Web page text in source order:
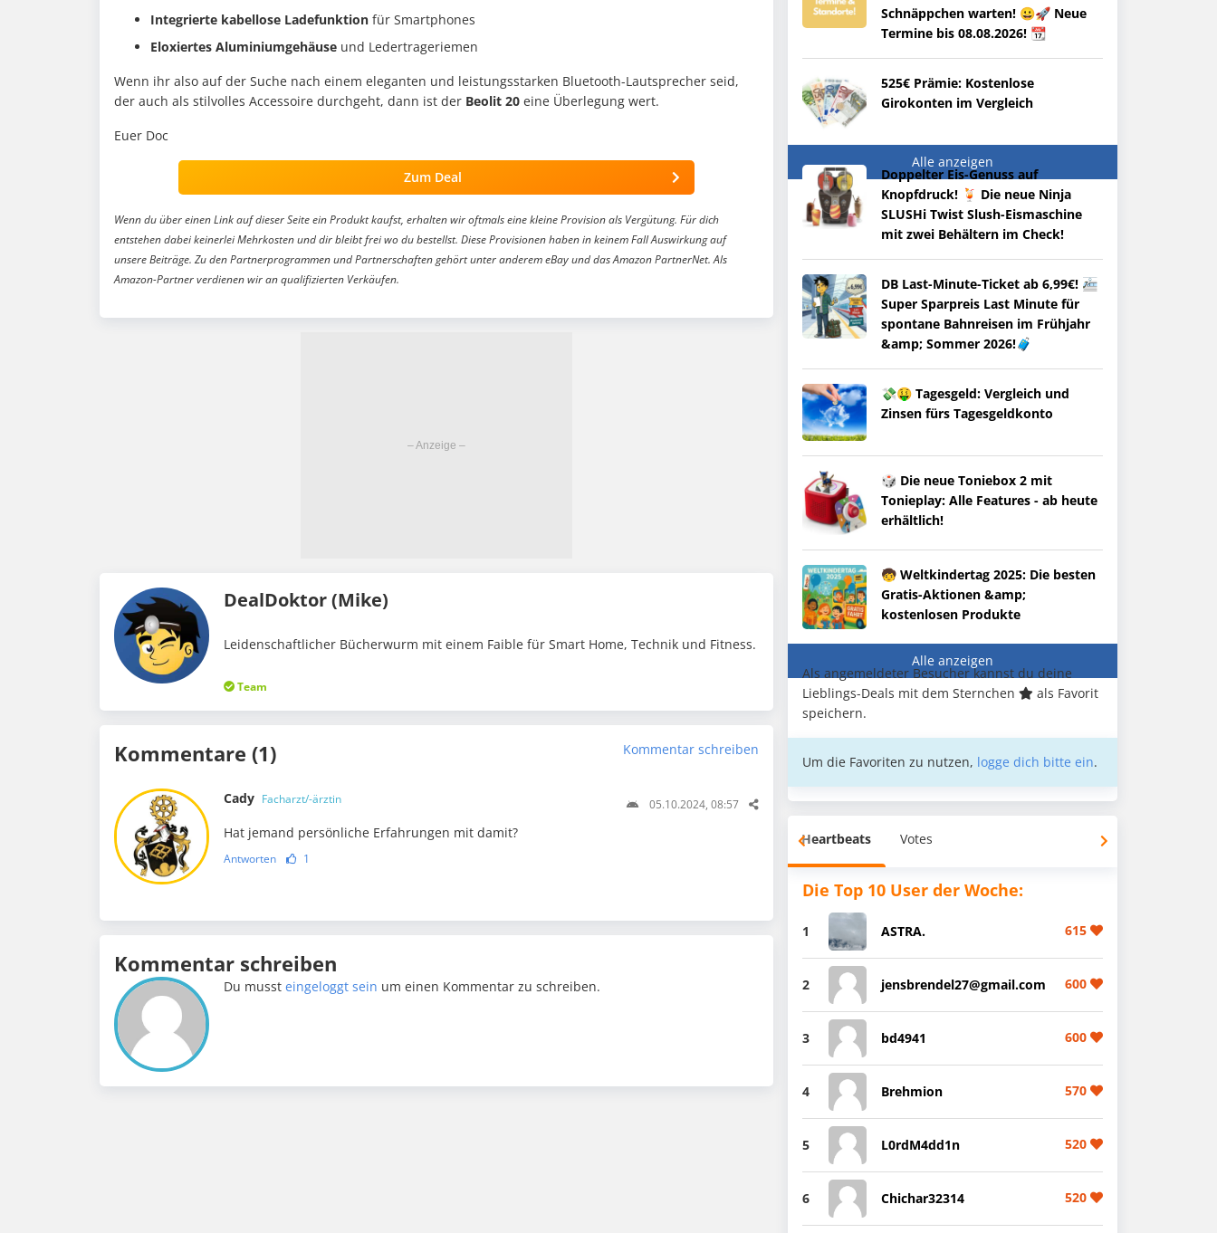
Integrierte kabellose Ladefunktion für Smartphones
Eloxiertes Aluminiumgehäuse und Ledertrageriemen
Wenn ihr also auf der Suche nach einem eleganten und leistungsstarken Bluetooth-Lautsprecher seid,
der auch als stilvolles Accessoire durchgeht, dann ist der Beolit 20 eine Überlegung wert.
Euer Doc
Zum Deal
Wenn du über einen Link auf dieser Seite ein Produkt kaufst, erhalten wir oftmals eine kleine Provision als Vergütung. Für dich
entstehen dabei keinerlei Mehrkosten und dir bleibt frei wo du bestellst. Diese Provisionen haben in keinem Fall Auswirkung auf
unsere Beiträge. Zu den Partnerprogrammen und Partnerschaften gehört unter anderem eBay und das Amazon PartnerNet. Als
Amazon-Partner verdienen wir an qualifizierten Verkäufen.
DealDoktor (Mike)
Leidenschaftlicher Bücherwurm mit einem Faible für Smart Home, Technik und Fitness.
Team
Kommentare (1) Kommentar schreiben
Cady Facharzt/-ärztin 05.10.2024, 08:57
Hat jemand persönliche Erfahrungen mit damit?
Antworten 1
Kommentar schreiben
Du mussteingeloggt sein um einen Kommentar zu schreiben.
Schnäppchen warten! 😀🚀 Neue
Termine bis 08.08.2026! 📆
525€ Prämie: Kostenlose
Girokonten im Vergleich
Alle anzeigen
Doppelter Eis-Genuss auf
Knopfdruck! 🍹 Die neue Ninja
SLUSHi Twist Slush-Eismaschine
mit zwei Behältern im Check!
DB Last-Minute-Ticket ab 6,99€! 🚈
Super Sparpreis Last Minute für
spontane Bahnreisen im Frühjahr
&amp; Sommer 2026!🧳
💸🤑 Tagesgeld: Vergleich und
Zinsen fürs Tagesgeldkonto
🎲 Die neue Toniebox 2 mit
Tonieplay: Alle Features - ab heute
erhältlich!
🧒 Weltkindertag 2025: Die besten
Gratis-Aktionen &amp;
kostenlosen Produkte
Alle anzeigen
Als angemeldeter Besucher kannst du deine
Lieblings-Deals mit dem Sternchen
als Favorit
speichern.
Um die Favoriten zu nutzen, logge dich bitte ein.
Heartbeats Votes
Die Top 10 User der Woche:
1 ASTRA. 615
2 jensbrendel27@gmail.com 600
3 bd4941 600
4 Brehmion 570
5 L0rdM4dd1n 520
6 Chichar32314 520